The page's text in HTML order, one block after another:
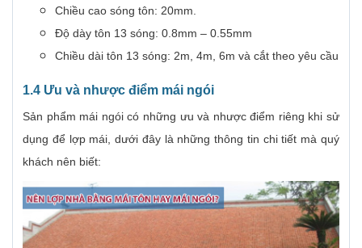
Chiều cao sóng tôn: 20mm.
Độ dày tôn 13 sóng: 0.8mm – 0.55mm
Chiều dài tôn 13 sóng: 2m, 4m, 6m và cắt theo yêu cầu
1.4 Ưu và nhược điểm mái ngói
Sản phẩm mái ngói có những ưu và nhược điểm riêng khi sử
dụng để lợp mái, dưới đây là những thông tin chi tiết mà quý
khách nên biết: